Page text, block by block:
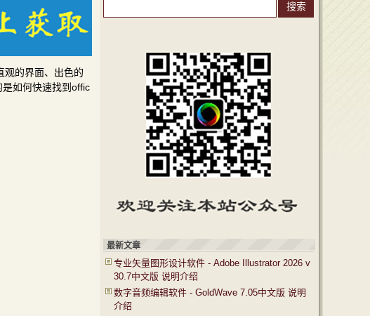
最新文章
专业矢量图形设计软件 - Adobe Illustrator 2026 v
30.7中文版 说明介绍
数字音频编辑软件 - GoldWave 7.05中文版 说明
介绍
观的界面、出色的
如何快速找到offic